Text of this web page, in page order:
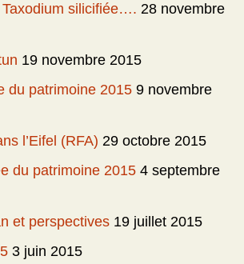
silicifiée…. 28 novembre
19 novembre 2015
du patrimoine 2015 9 novembre
l’Eifel (RFA) 29 octobre 2015
du patrimoine 2015 4 septembre
et perspectives 19 juillet 2015
3 juin 2015